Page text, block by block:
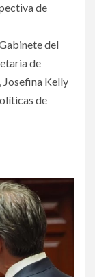
de
del
de
Josefina Kelly
de